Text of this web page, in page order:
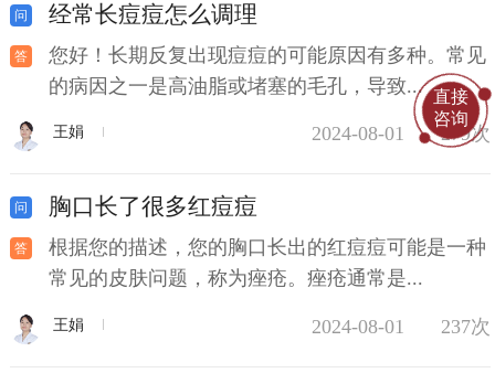
经常长痘痘怎么调理
您好！长期反复出现痘痘的可能原因有多种。常见
的病因之一是高油脂或堵塞的毛孔，导致...
王娟 2024-08-01 279次
胸口长了很多红痘痘
根据您的描述，您的胸口长出的红痘痘可能是一种
常见的皮肤问题，称为痤疮。痤疮通常是...
王娟 2024-08-01 237次
直接
咨询